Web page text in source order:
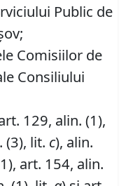
Public de
Comisiilor de
Consiliului
129, alin. (1),
(3), lit. c), alin.
art. 154, alin.